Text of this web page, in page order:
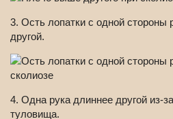
3. Ость лопатки с одной
другой.
4. Одна рука длиннее другой из-
туловища.